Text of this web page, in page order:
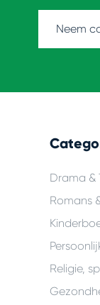
Neem
Drama &
Romans
Religie,